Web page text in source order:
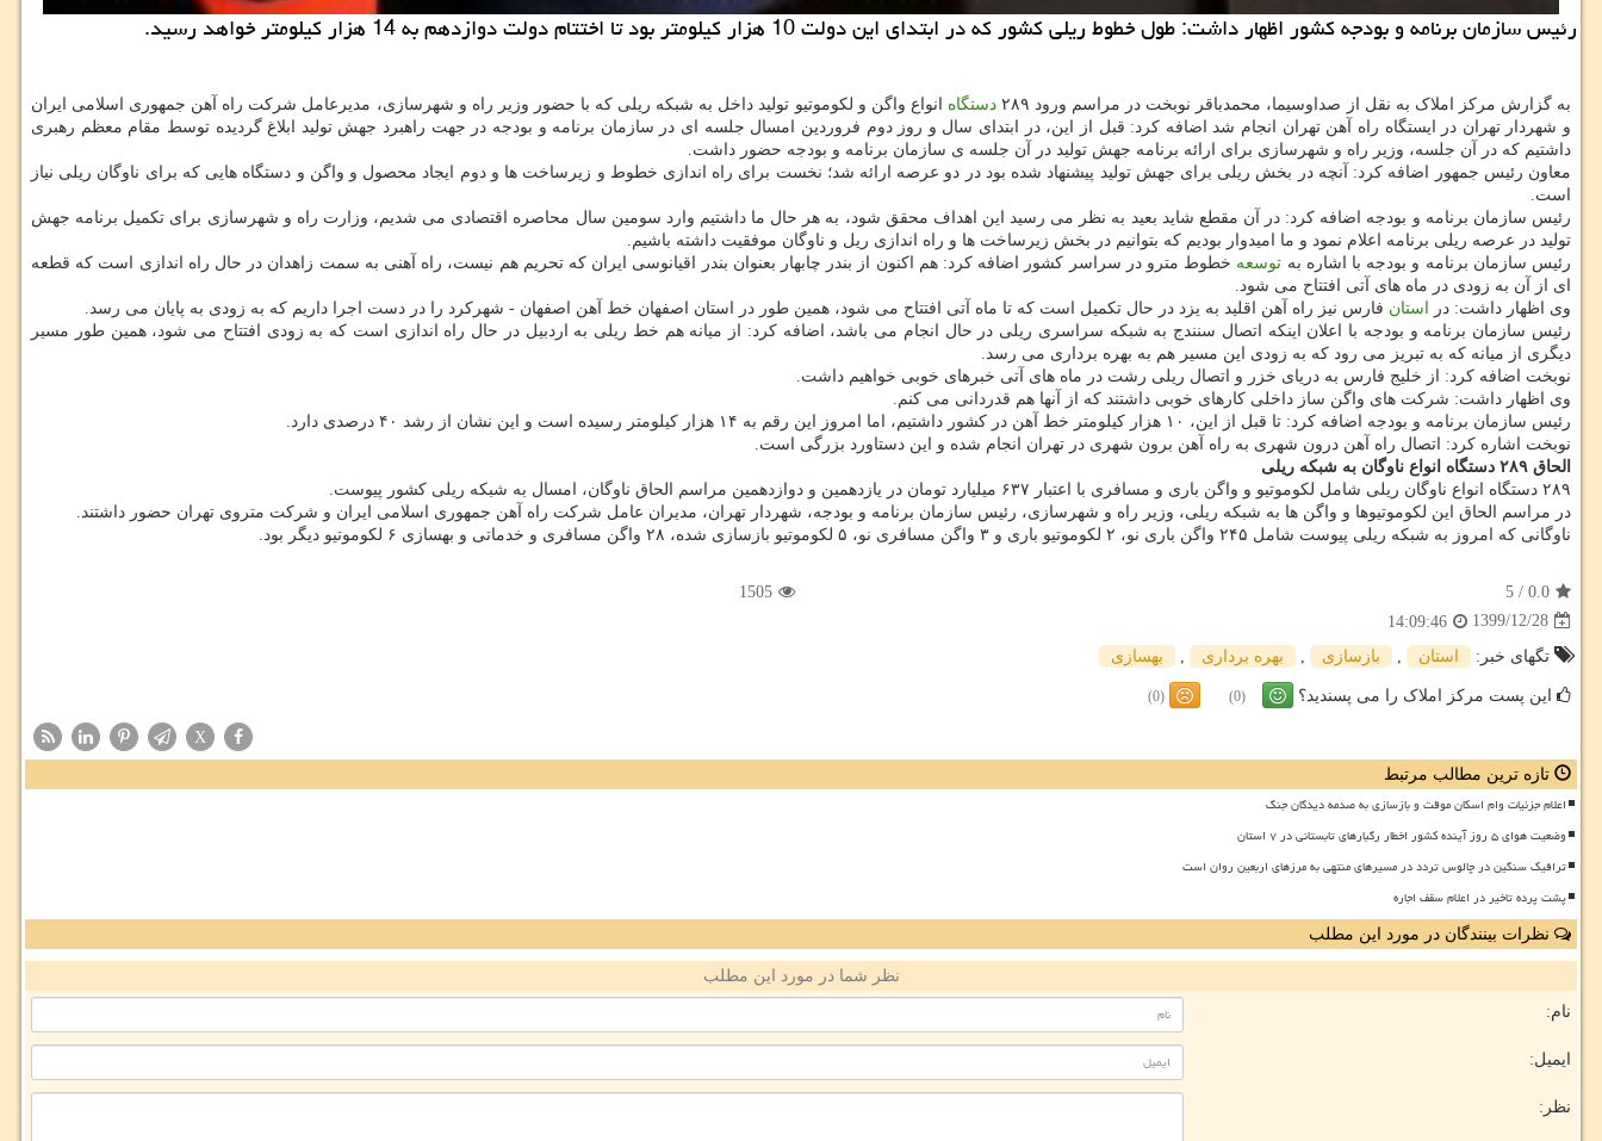
رئیس سازمان برنامه و بودجه کشور اظهار داشت: طول خطوط ریلی کشور که در ابتدای این دولت 10 هزار کیلومتر بود تا اختتام دولت دوازدهم به 14 هزار کیلومتر خواهد رسید.
به گزارش مرکز املاک به نقل از صداوسیما، محمدباقر نوبخت در مراسم ورود ۲۸۹ دستگاه انواع واگن و لکوموتیو تولید داخل به شبکه ریلی که با حضور وزیر راه و شهرسازی، مدیرعامل شرکت راه آهن جمهوری اسلامی ایران
و شهردار تهران در ایستگاه راه آهن تهران انجام شد اضافه کرد: قبل از این، در ابتدای سال و روز دوم فروردین امسال جلسه ای در سازمان برنامه و بودجه در جهت راهبرد جهش تولید ابلاغ گردیده توسط مقام معظم رهبری
داشتیم که در آن جلسه، وزیر راه و شهرسازی برای ارائه برنامه جهش تولید در آن جلسه ی سازمان برنامه و بودجه حضور داشت.
معاون رئیس جمهور اضافه کرد: آنچه در بخش ریلی برای جهش تولید پیشنهاد شده بود در دو عرصه ارائه شد؛ نخست برای راه اندازی خطوط و زیرساخت ها و دوم ایجاد محصول و واگن و دستگاه هایی که برای ناوگان ریلی نیاز
است.
رئیس سازمان برنامه و بودجه اضافه کرد: در آن مقطع شاید بعید به نظر می رسید این اهداف محقق شود، به هر حال ما داشتیم وارد سومین سال محاصره اقتصادی می شدیم، وزارت راه و شهرسازی برای تکمیل برنامه جهش
تولید در عرصه ریلی برنامه اعلام نمود و ما امیدوار بودیم که بتوانیم در بخش زیرساخت ها و راه اندازی ریل و ناوگان موفقیت داشته باشیم.
رئیس سازمان برنامه و بودجه با اشاره به توسعه خطوط مترو در سراسر کشور اضافه کرد: هم اکنون از بندر چابهار بعنوان بندر اقیانوسی ایران که تحریم هم نیست، راه آهنی به سمت زاهدان در حال راه اندازی است که قطعه
ای از آن به زودی در ماه های آتی افتتاح می شود.
وی اظهار داشت: در
استان فارس نیز راه آهن اقلید به یزد در حال تکمیل است که تا ماه آتی افتتاح می شود، همین طور در استان اصفهان خط آهن اصفهان - شهرکرد را در دست اجرا داریم که به زودی به پایان می رسد.
رئیس سازمان برنامه و بودجه با اعلان اینکه اتصال سنندج به شبکه سراسری ریلی در حال انجام می باشد، اضافه کرد: از میانه هم خط ریلی به اردبیل در حال راه اندازی است که به زودی افتتاح می شود، همین طور مسیر
دیگری از میانه که به تبریز می رود که به زودی این مسیر هم به بهره برداری می رسد.
نوبخت اضافه کرد: از خلیج فارس به دریای خزر و اتصال ریلی رشت در ماه های آتی خبرهای خوبی خواهیم داشت.
وی اظهار داشت: شرکت های واگن ساز داخلی کارهای خوبی داشتند که از آنها هم قدردانی می کنم.
رئیس سازمان برنامه و بودجه اضافه کرد: تا قبل از این، ۱۰ هزار کیلومتر خط آهن در کشور داشتیم، اما امروز این رقم به ۱۴ هزار کیلومتر رسیده است و این نشان از رشد ۴۰ درصدی دارد.
نوبخت اشاره کرد: اتصال راه آهن درون شهری به راه آهن برون شهری در تهران انجام شده و این دستاورد بزرگی است.
الحاق ۲۸۹ دستگاه انواع ناوگان به شبکه ریلی
۲۸۹ دستگاه انواع ناوگان ریلی شامل لکوموتیو و واگن باری و مسافری با اعتبار ۶۳۷ میلیارد تومان در یازدهمین و دوازدهمین مراسم الحاق ناوگان، امسال به شبکه ریلی کشور پیوست.
در مراسم الحاق این لکوموتیوها و واگن ها به شبکه ریلی، وزیر راه و شهرسازی، رئیس سازمان برنامه و بودجه، شهردار تهران، مدیران عامل شرکت راه آهن جمهوری اسلامی ایران و شرکت متروی تهران حضور داشتند.
ناوگانی که امروز به شبکه ریلی پیوست شامل ۲۴۵ واگن باری نو، ۲ لکوموتیو باری و ۳ واگن مسافری نو، ۵ لکوموتیو بازسازی شده، ۲۸ واگن مسافری و خدماتی و بهسازی ۶ لکوموتیو دیگر بود.
0.0
/
5
1505
1399/12/28
14:09:46
تگهای خبر:
استان , بازسازی , بهره برداری , بهسازی
این پست مرکز املاک را می پسندید؟ (0)
(0)
X
تازه ترین مطالب مرتبط
اعلام جزئیات وام اسکان موقت و بازسازی به صدمه دیدگان جنگ
وضعیت هوای ۵ روز آینده کشور اخطار رگبارهای تابستانی در ۷ استان
ترافیک سنگین در چالوس تردد در مسیرهای منتهی به مرزهای اربعین روان است
پشت پرده تاخیر در اعلام سقف اجاره
نظرات بینندگان در مورد این مطلب
نظر شما در مورد این مطلب
نام:
ایمیل:
نظر: